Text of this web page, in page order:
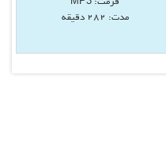
مدت: 282 دقيقه